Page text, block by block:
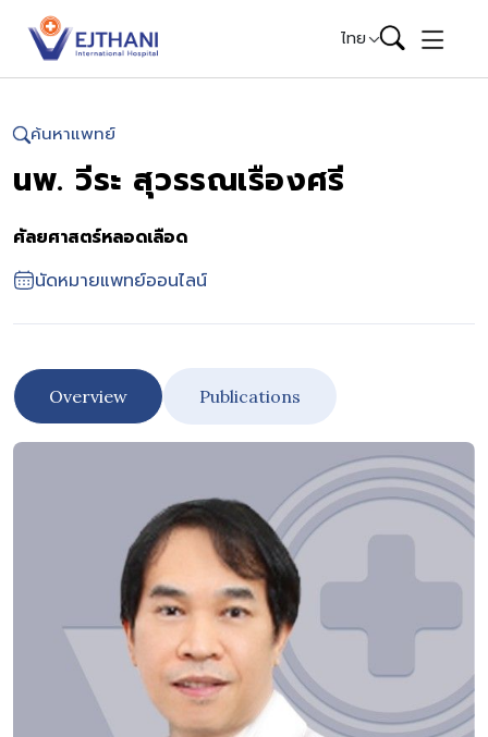
Skip to content
ไทย
ค้นหาแพทย์
นพ. วีระ สุวรรณเรืองศรี
ศัลยศาสตร์หลอดเลือด
นัดหมายแพทย์ออนไลน์
Overview Publications